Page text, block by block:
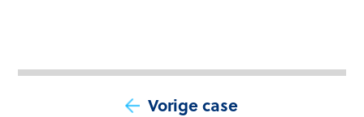
Vorige case